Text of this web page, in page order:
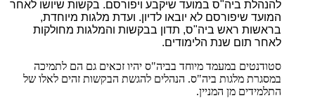
להנהלת ביה"ס במועד שיקבע ויפורסם. בקשות שיושו לאחר
המועד שיפורסם לא יובאו לדיון. ועדת מלגות מיוחדת,
בראשות ראש ביה"ס, תדון בבקשות והמלגות מחולקות
לאחר תום שנת הלימודים.
סטודנטים במעמד מיוחד בביה"ס יהיו זכאים גם הם לתמיכה
במסגרת מלגות ביה"ס. הנהלים להגשת הבקשות זהים לאלו של
התלמידים מן המניין.